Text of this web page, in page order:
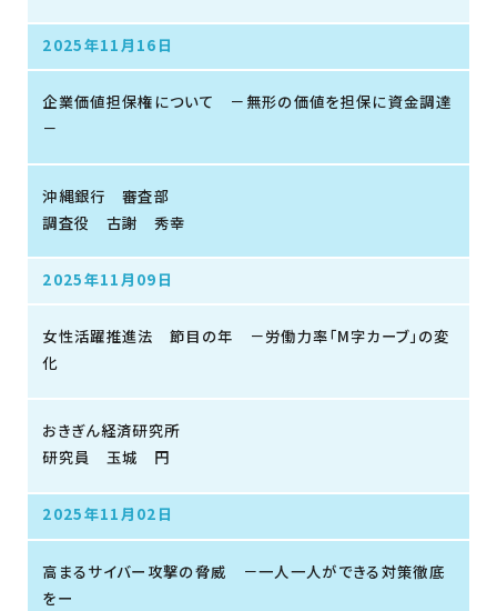
2025年11月16日
企業価値担保権について －無形の価値を担保に資金調達
－
沖縄銀行 審査部
調査役 古謝 秀幸
2025年11月09日
女性活躍推進法 節目の年 －労働力率「M字カーブ」の変
化
おきぎん経済研究所
研究員 玉城 円
2025年11月02日
高まるサイバー攻撃の脅威 －一人一人ができる対策徹底
をー